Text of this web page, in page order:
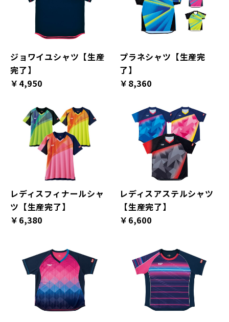
ジョワイユシャツ【生産
完了】
￥4,950
プラネシャツ【生産完
了】
￥8,360
レディスフィナールシャ
ツ【生産完了】
￥6,380
レディスアステルシャツ
【生産完了】
￥6,600